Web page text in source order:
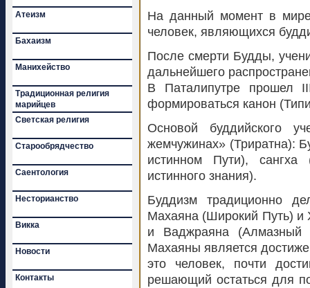
Атеизм
Бахаизм
Манихейство
Традиционная религия
марийцев
Светская религия
Старообрядчество
Саентология
Несторианство
Викка
Новости
Контакты
На данный момент в мире
человек, являющихся
После смерти Будды,
дальнейшего
В Паталипутре прошел
формироваться канон
Основой буддийского
жемчужинах» (Триратна):
истинном Пути), сангха
истинного знания).
Буддизм традиционно
Махаяна (Широкий Путь) и
и Ваджраяна (Алмазный
Махаяны является
это человек, почти
решающий остаться для